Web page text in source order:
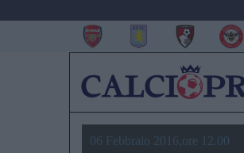
06 Febbraio 2016,ore 12.00